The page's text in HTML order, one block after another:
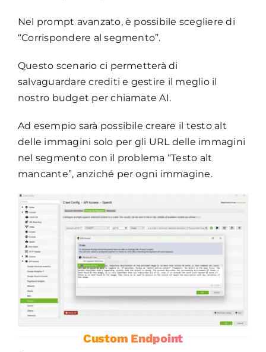
Nel prompt avanzato, è possibile scegliere di
“Corrispondere al segmento”.
Questo scenario ci permetterà di
salvaguardare crediti e gestire il meglio il
nostro budget per chiamate AI.
Ad esempio sarà possibile creare il testo alt
delle immagini solo per gli URL delle immagini
nel segmento con il problema “Testo alt
mancante”, anziché per ogni immagine.
Custom Endpoint